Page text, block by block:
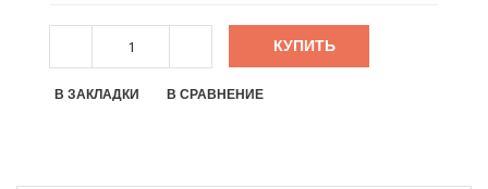
КУПИТЬ
В ЗАКЛАДКИ В СРАВНЕНИЕ